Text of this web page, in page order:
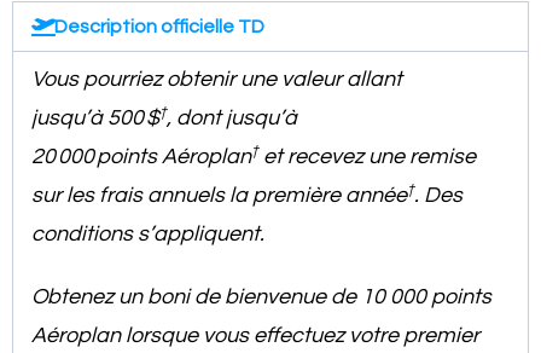
Description officielle TD
Vous pourriez obtenir une valeur allant
jusqu’à 500 $†, dont jusqu’à
20 000 points Aéroplan† et recevez une remise
sur les frais annuels la première année†. Des
conditions s’appliquent.
Obtenez un boni de bienvenue de 10 000 points
Aéroplan lorsque vous effectuez votre premier